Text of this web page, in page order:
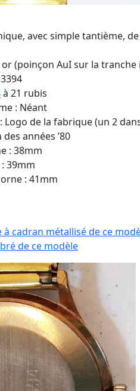
avec simple tantième,
(poinçon AuI sur la
à 21 rubis
: Néant
de la fabrique (un 2
années ’80
: 38mm
39mm
: 41mm
cadran métallisé de ce
de ce modèle